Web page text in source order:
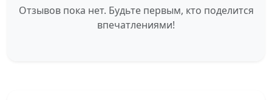
Отзывов пока нет. Будьте первым, кто поделится
впечатлениями!